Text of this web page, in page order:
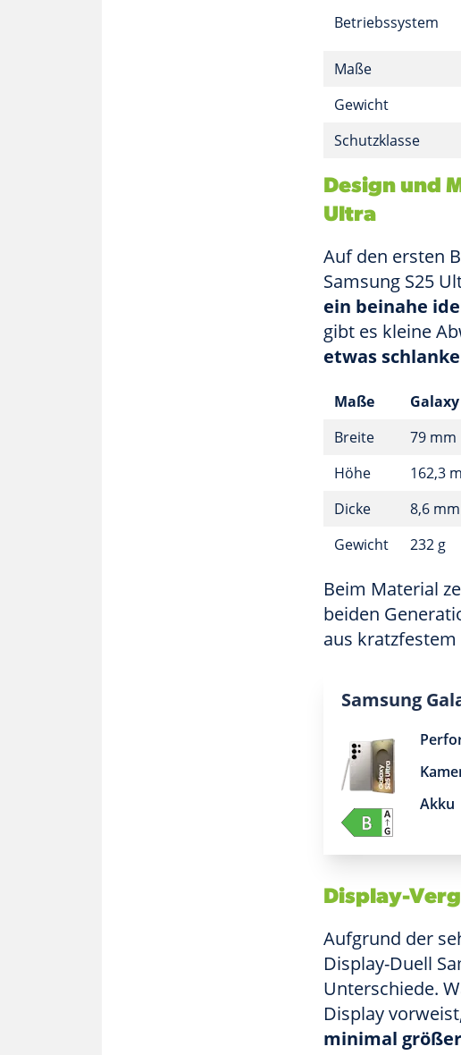
Betriebssystem
Maße
Gewicht
Schutzklasse
Design und
Ultra
Auf den ersten
Samsung S25
ein beinahe
gibt es kleine
etwas
Maße
Breite
79 mm
Höhe
162,3
Dicke
8,6 mm
Gewicht
232 g
Beim Material
beiden
aus
Samsung
Akku
Display-
Aufgrund der
Display-Duell
Unterschiede.
Display
minimal größer